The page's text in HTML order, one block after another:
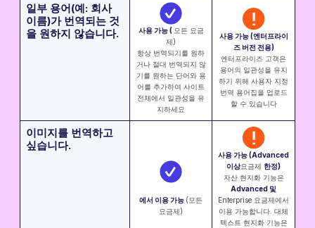
일부 용어(예: 회사
이름)가 번역되는 것
을 원하지 않습니다.
사용 가능 ( 모든 요금
제)
항상 번역되기를 원하
거나 절대 번역되지 않
기를 원하는 단어와 용
어를 추가하여 사이트
전체에서 일관성을 유
지하세요
사용 가능 (엔터프라이
즈 버전 전용)
엔터프라이즈 고객은
용어의 일관성을 유지
하기 위해 사용자 지정
번역 용어집을 업로드
할 수 있습니다
이미지를 번역하고
싶습니다.
에서 이용 가능 ‍ (모든
요금제)
사용 가능 (Advanced
이상요금제 한정)
자산 현지화 기능은
Advanced 및
Enterprise 요금제에서
이용 가능합니다. 대체
텍스트 현지화 기능은